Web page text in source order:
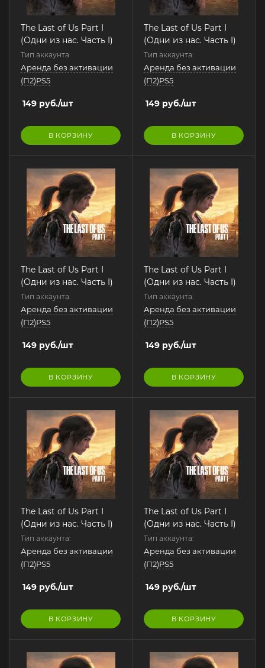
The Last of Us Part I
(Одни из нас. Часть I)
Тип аккаунта:
Аренда без активации
(П2)PS5
149 руб./шт
В КОРЗИНУ
The Last of Us Part I
(Одни из нас. Часть I)
Тип аккаунта:
Аренда без активации
(П2)PS5
149 руб./шт
В КОРЗИНУ
The Last of Us Part I
(Одни из нас. Часть I)
Тип аккаунта:
Аренда без активации
(П2)PS5
149 руб./шт
В КОРЗИНУ
The Last of Us Part I
(Одни из нас. Часть I)
Тип аккаунта:
Аренда без активации
(П2)PS5
149 руб./шт
В КОРЗИНУ
The Last of Us Part I
(Одни из нас. Часть I)
Тип аккаунта:
Аренда без активации
(П2)PS5
149 руб./шт
В КОРЗИНУ
The Last of Us Part I
(Одни из нас. Часть I)
Тип аккаунта:
Аренда без активации
(П2)PS5
149 руб./шт
В КОРЗИНУ